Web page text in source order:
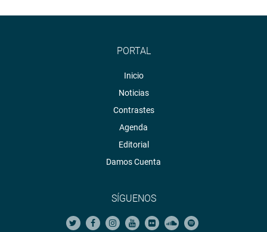
PORTAL
Inicio
Noticias
Contrastes
Agenda
Editorial
Damos Cuenta
SÍGUENOS